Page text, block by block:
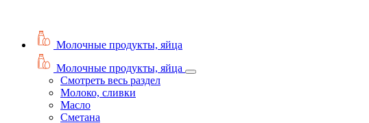
Молочные продукты, яйца
Молочные продукты, яйца
Смотреть весь раздел
Молоко, сливки
Масло
Сметана